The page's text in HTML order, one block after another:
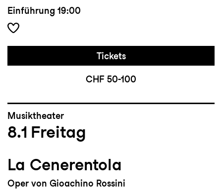
Einführung 19:00
Tickets
CHF 50-100
Musiktheater
8.1 Freitag
La Cenerentola
Oper von Gioachino Rossini